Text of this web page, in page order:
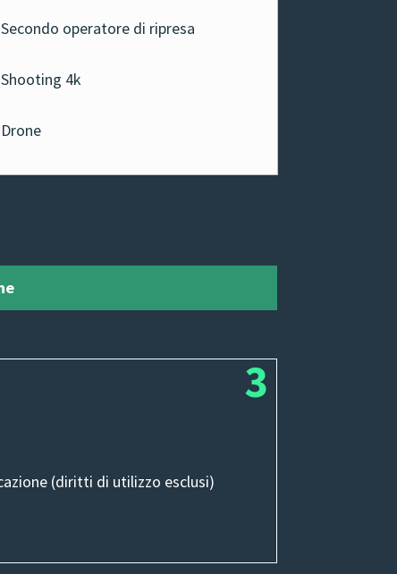
Secondo operatore di ripresa
Shooting 4k
Drone
(diritti di utilizzo esclusi)